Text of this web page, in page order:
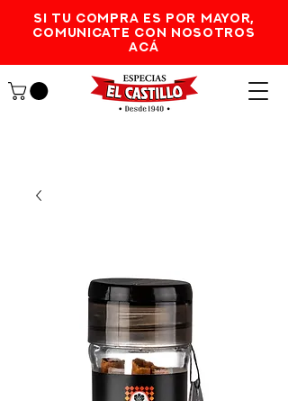
SI TU COMPRA ES POR MAYOR,
comunicate con nosotros
acá